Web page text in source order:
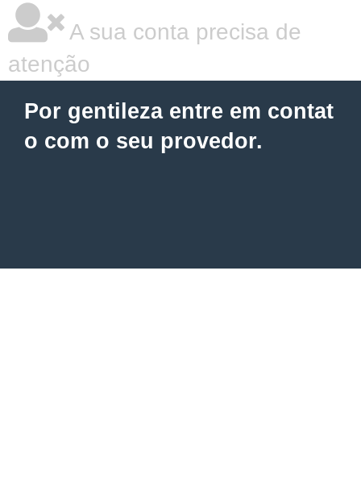
A sua conta precisa de
atenção
Por gentileza entre em contat
o com o seu provedor.